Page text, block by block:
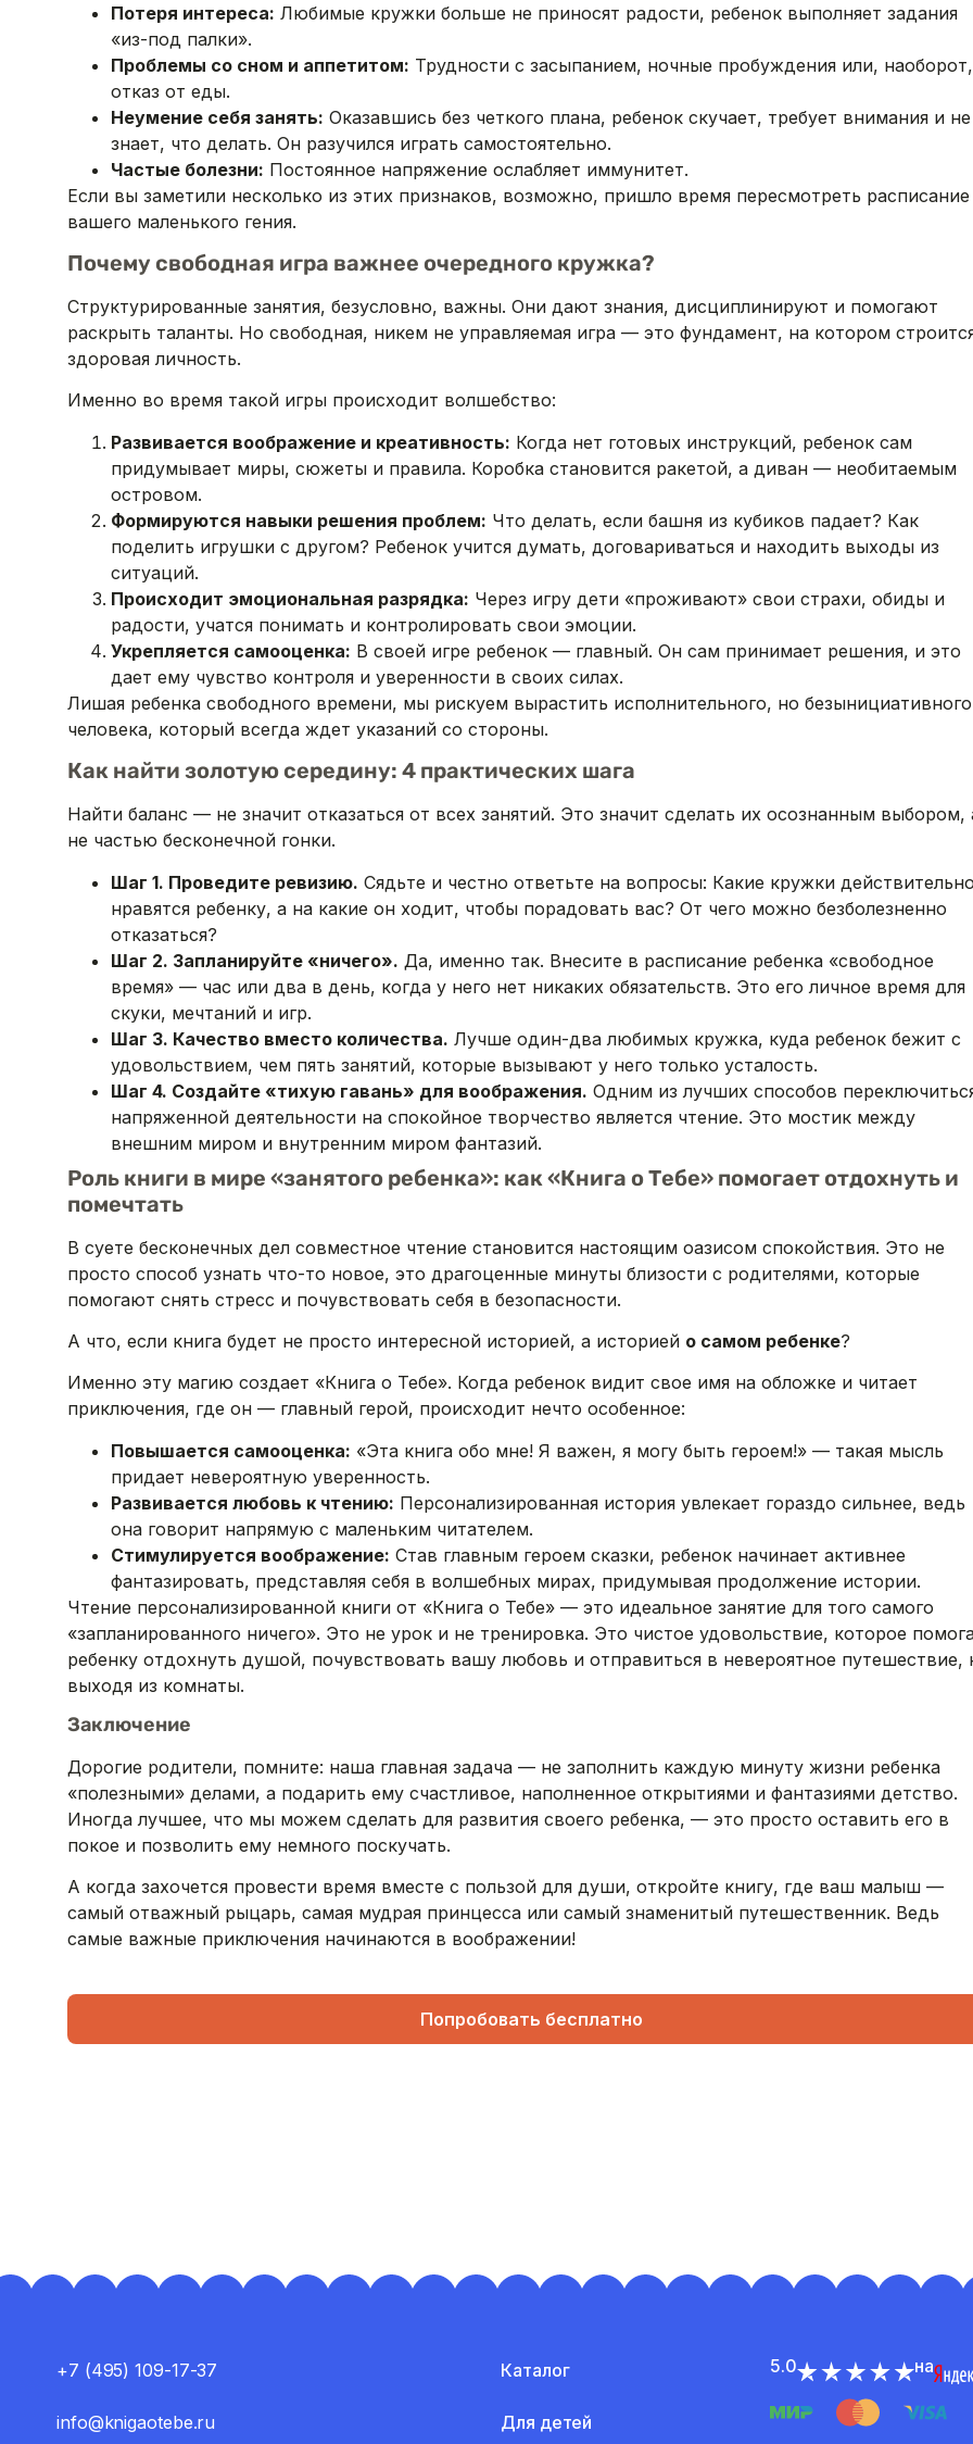
Потеря интереса: Любимые кружки больше не приносят радости, ребенок выполняет задания
«из-под палки».
Проблемы со сном и аппетитом: Трудности с засыпанием, ночные пробуждения или, наоборот,
отказ от еды.
Неумение себя занять: Оказавшись без четкого плана, ребенок скучает, требует внимания и не
знает, что делать. Он разучился играть самостоятельно.
Частые болезни: Постоянное напряжение ослабляет иммунитет.
Если вы заметили несколько из этих признаков, возможно, пришло время пересмотреть расписание
вашего маленького гения.
Почему свободная игра важнее очередного кружка?
Структурированные занятия, безусловно, важны. Они дают знания, дисциплинируют и помогают
раскрыть таланты. Но свободная, никем не управляемая игра — это фундамент, на котором
здоровая личность.
Именно во время такой игры происходит волшебство:
Развивается воображение и креативность: Когда нет готовых инструкций, ребенок сам
придумывает миры, сюжеты и правила. Коробка становится ракетой, а диван — необитаемым
островом.
Формируются навыки решения проблем: Что делать, если башня из кубиков падает? Как
поделить игрушки с другом? Ребенок учится думать, договариваться и находить выходы из
ситуаций.
Происходит эмоциональная разрядка: Через игру дети «проживают» свои страхи, обиды и
радости, учатся понимать и контролировать свои эмоции.
Укрепляется самооценка: В своей игре ребенок — главный. Он сам принимает решения, и это
дает ему чувство контроля и уверенности в своих силах.
Лишая ребенка свободного времени, мы рискуем вырастить исполнительного, но безынициативного
человека, который всегда ждет указаний со стороны.
Как найти золотую середину: 4 практических шага
Найти баланс — не значит отказаться от всех занятий. Это значит сделать их осознанным выбором,
не частью бесконечной гонки.
Шаг 1. Проведите ревизию. Сядьте и честно ответьте на вопросы: Какие кружки
нравятся ребенку, а на какие он ходит, чтобы порадовать вас? От чего можно безболезненно
отказаться?
Шаг 2. Запланируйте «ничего». Да, именно так. Внесите в расписание ребенка «свободное
время» — час или два в день, когда у него нет никаких обязательств. Это его личное время для
скуки, мечтаний и игр.
Шаг 3. Качество вместо количества. Лучше один-два любимых кружка, куда ребенок бежит с
удовольствием, чем пять занятий, которые вызывают у него только усталость.
Шаг 4. Создайте «тихую гавань» для воображения. Одним из лучших способов
напряженной деятельности на спокойное творчество является чтение. Это мостик между
внешним миром и внутренним миром фантазий.
Роль книги в мире «занятого ребенка»: как «Книга о Тебе» помогает отдохнуть и
помечтать
В суете бесконечных дел совместное чтение становится настоящим оазисом спокойствия. Это не
просто способ узнать что-то новое, это драгоценные минуты близости с родителями, которые
помогают снять стресс и почувствовать себя в безопасности.
А что, если книга будет не просто интересной историей, а историей о самом ребенке?
Именно эту магию создает «Книга о Тебе». Когда ребенок видит свое имя на обложке и читает
приключения, где он — главный герой, происходит нечто особенное:
Повышается самооценка: «Эта книга обо мне! Я важен, я могу быть героем!» — такая мысль
придает невероятную уверенность.
Развивается любовь к чтению: Персонализированная история увлекает гораздо сильнее, ведь
она говорит напрямую с маленьким читателем.
Стимулируется воображение: Став главным героем сказки, ребенок начинает активнее
фантазировать, представляя себя в волшебных мирах, придумывая продолжение истории.
Чтение персонализированной книги от «Книга о Тебе» — это идеальное занятие для того самого
«запланированного ничего». Это не урок и не тренировка. Это чистое удовольствие, которое
ребенку отдохнуть душой, почувствовать вашу любовь и отправиться в невероятное путешествие,
выходя из комнаты.
Заключение
Дорогие родители, помните: наша главная задача — не заполнить каждую минуту жизни ребенка
«полезными» делами, а подарить ему счастливое, наполненное открытиями и фантазиями детство.
Иногда лучшее, что мы можем сделать для развития своего ребенка, — это просто оставить его в
покое и позволить ему немного поскучать.
А когда захочется провести время вместе с пользой для души, откройте книгу, где ваш малыш —
самый отважный рыцарь, самая мудрая принцесса или самый знаменитый путешественник. Ведь
самые важные приключения начинаются в воображении!
Попробовать бесплатно
+7 (495) 109-17-37
info@knigaotebe.ru
Каталог
Для детей
5.0 на